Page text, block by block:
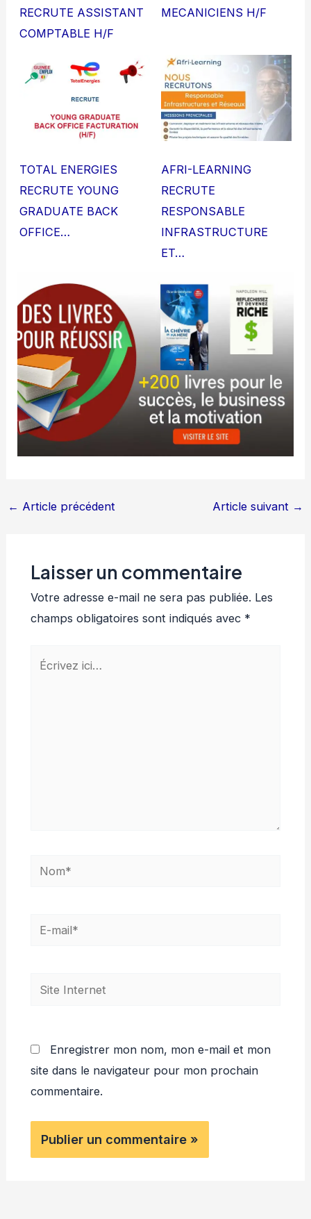
RECRUTE ASSISTANT
COMPTABLE H/F
MECANICIENS H/F
TOTAL ENERGIES
RECRUTE YOUNG
GRADUATE BACK
OFFICE…
AFRI-LEARNING
RECRUTE
RESPONSABLE
INFRASTRUCTURE
ET…
← Article précédent Article suivant →
Laisser un commentaire
Votre adresse e-mail ne sera pas publiée. Les
champs obligatoires sont indiqués avec *
Écrivez
Nom*
E-
Site
Enregistrer mon nom, mon e-mail et mon
site dans le navigateur pour mon prochain
commentaire.